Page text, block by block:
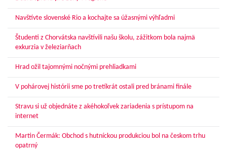
Navštívte slovenské Rio a kochajte sa úžasnými výhľadmi
Študenti z Chorvátska navštívili našu školu, zážitkom bola najmä
exkurzia v železiarňach
Hrad ožil tajomnými nočnými prehliadkami
V pohárovej histórii sme po tretíkrát ostali pred bránami finále
Stravu si už objednáte z akéhokoľvek zariadenia s prístupom na
internet
Martin Čermák: Obchod s hutníckou produkciou bol na českom trhu
opatrný